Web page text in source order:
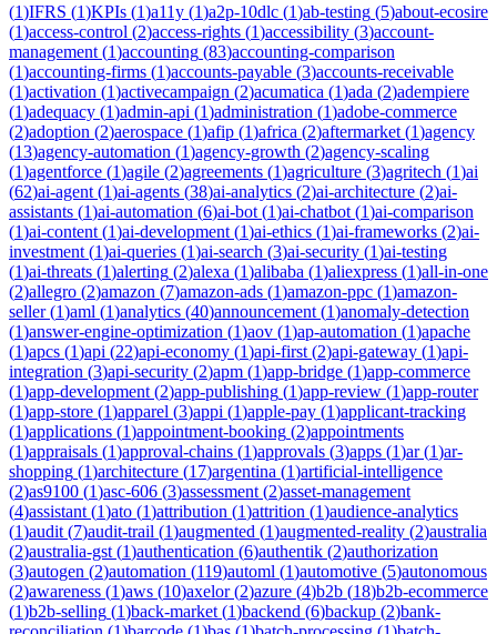
(1)IFRS (1)KPIs (1)a11y (1)a2p-10dlc (1)ab-testing (5)about-ecosire
(1)access-control (2)access-rights (1)accessibility (3)account-
management (1)accounting (83)accounting-comparison
(1)accounting-firms (1)accounts-payable (3)accounts-receivable
(1)activation (1)activecampaign (2)acumatica (1)ada (2)adempiere
(1)adequacy (1)admin-api (1)administration (1)adobe-commerce
(2)adoption (2)aerospace (1)afip (1)africa (2)aftermarket (1)agency
(13)agency-automation (1)agency-growth (2)agency-scaling
(1)agentforce (1)agile (2)agreements (1)agriculture (3)agritech (1)ai
(62)ai-agent (1)ai-agents (38)ai-analytics (2)ai-architecture (2)ai-
assistants (1)ai-automation (6)ai-bot (1)ai-chatbot (1)ai-comparison
(1)ai-content (1)ai-development (1)ai-ethics (1)ai-frameworks (2)ai-
investment (1)ai-queries (1)ai-search (3)ai-security (1)ai-testing
(1)ai-threats (1)alerting (2)alexa (1)alibaba (1)aliexpress (1)all-in-one
(2)allegro (2)amazon (7)amazon-ads (1)amazon-ppc (1)amazon-
seller(1)aml (1)analytics (40)announcement (1)anomaly-detection
(1)answer-engine-optimization (1)aov (1)ap-automation (1)apache
(1)apcs (1)api (22)api-economy (1)api-first (2)api-gateway (1)api-
integration (3)api-security (2)apm (1)app-bridge (1)app-commerce
(1)app-development (2)app-publishing (1)app-review (1)app-router
(1)app-store (1)apparel (3)appi (1)apple-pay (1)applicant-tracking
(1)applications (1)appointment-booking (2)appointments
(1)appraisals (1)approval-chains (1)approvals (3)apps (1)ar(1)ar-
shopping (1)architecture (17)argentina (1)artificial-intelligence
(2)as9100 (1)asc-606 (3)assessment (2)asset-management
(4)assistant (1)ato (1)attribution (1)attrition (1)audience-analytics
(1)audit (7)audit-trail (1)augmented (1)augmented-reality (2)australia
(2)australia-gst (1)authentication (6)authentik (2)authorization
(3)autogen (2)automation (119)automl (1)automotive (5)autonomous
(2)awareness (1)aws (10)axelor(2)azure (4)b2b (18)b2b-ecommerce
(1)b2b-selling (1)back-market (1)backend (6)backup (2)bank-